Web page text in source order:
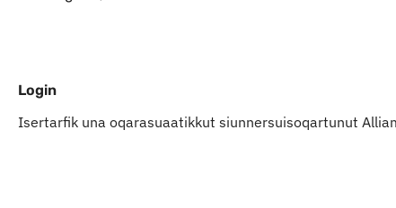
Login
Isertarfik una oqarasuaatikkut siunnersuisoqartunut